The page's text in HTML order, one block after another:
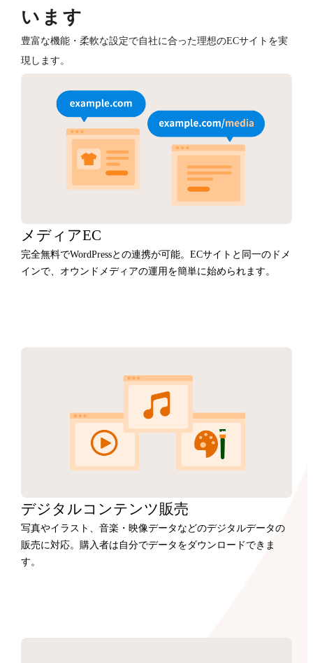
います
豊富な機能・柔軟な設定で自社に合った理想のECサイトを実
現します。
メディアEC
完全無料でWordPressとの連携が可能。ECサイトと同一のドメ
インで、オウンドメディアの運用を簡単に始められます。
デジタルコンテンツ販売
写真やイラスト、音楽・映像データなどのデジタルデータの
販売に対応。購入者は自分でデータをダウンロードできま
す。